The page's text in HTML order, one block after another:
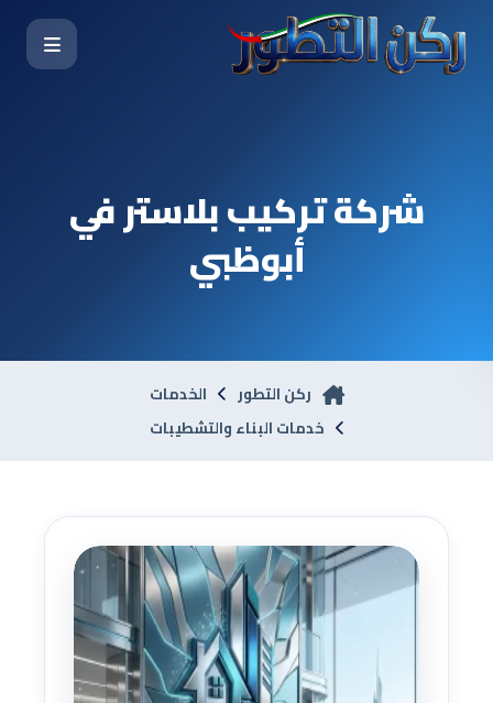
شركة تركيب بلاستر في
أبوظبي
ركن التطور
الخدمات
خدمات البناء والتشطيبات